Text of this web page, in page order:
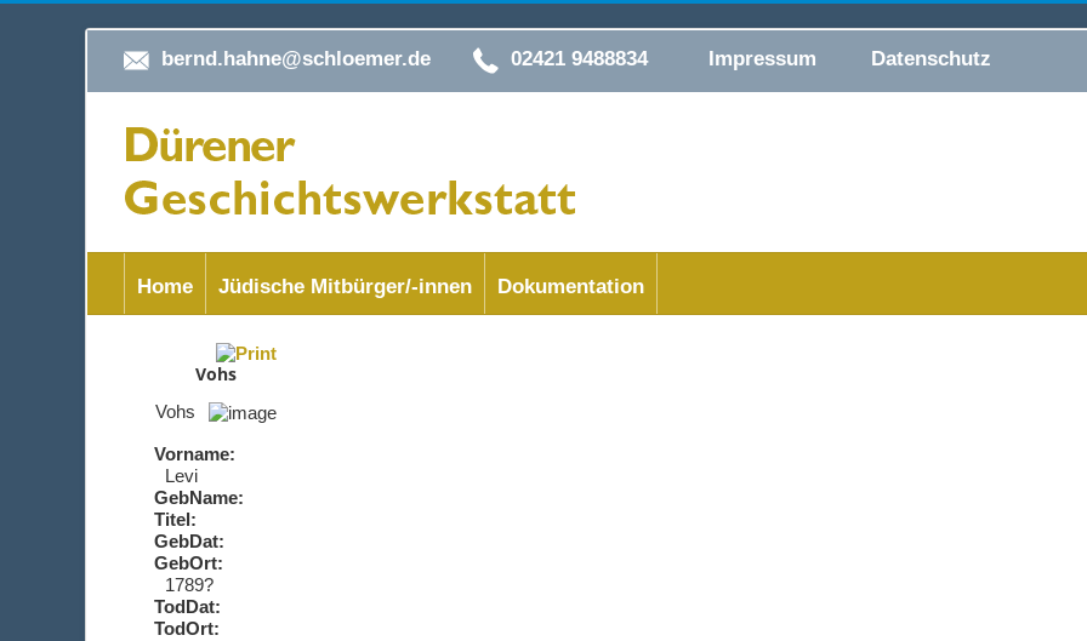
bernd.hahne@schloemer.de 02421 9488834 Impressum Datenschutz
Home Jüdische Mitbürger/-innen Dokumentation
Vohs
Vohs
Vorname:
Levi
GebName:
Titel:
GebDat:
GebOrt:
1789?
TodDat:
TodOrt: